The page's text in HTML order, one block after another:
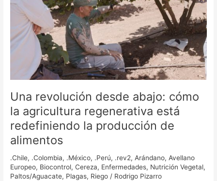
Una revolución desde abajo: cómo
la agricultura regenerativa está
redefiniendo la producción de
alimentos
.Chile, .Colombia, .México, .Perú, .rev2, Arándano, Avellano
Europeo, Biocontrol, Cereza, Enfermedades, Nutrición Vegetal,
Paltos/Aguacate, Plagas, Riego / Rodrigo Pizarro
abajo:
cómo
agricultura
regenerativa
redefiniendo
la
producción
de
alimentos